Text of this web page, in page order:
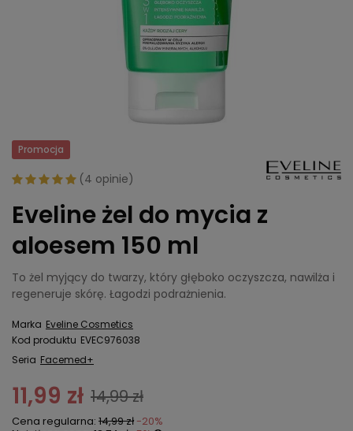
Promocja
(4 opinie)
Eveline żel do mycia z
aloesem 150 ml
To żel myjący do twarzy, który głęboko oczyszcza, nawilża i
regeneruje skórę. Łagodzi podrażnienia.
Marka Eveline Cosmetics
Kod produktu EVEC976038
Seria Facemed+
11,99 zł 14,99 zł
Cena regularna: 14,99 zł -20%